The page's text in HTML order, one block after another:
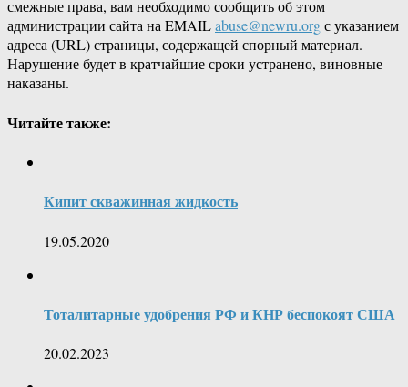
смежные права, вам необходимо сообщить об этом
администрации сайта на EMAILabuse@newru.orgс указанием
адреса (URL) страницы, содержащей спорный материал.
Нарушение будет в кратчайшие сроки устранено, виновные
наказаны.
Читайте также:
Кипит скважинная жидкость
19.05.2020
Тоталитарные удобрения РФ и КНР беспокоят США
20.02.2023